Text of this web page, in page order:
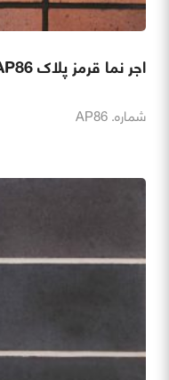
اجر نما قرمز پلاک AP86
شماره. AP86